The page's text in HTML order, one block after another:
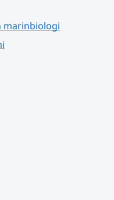
marinbiologi